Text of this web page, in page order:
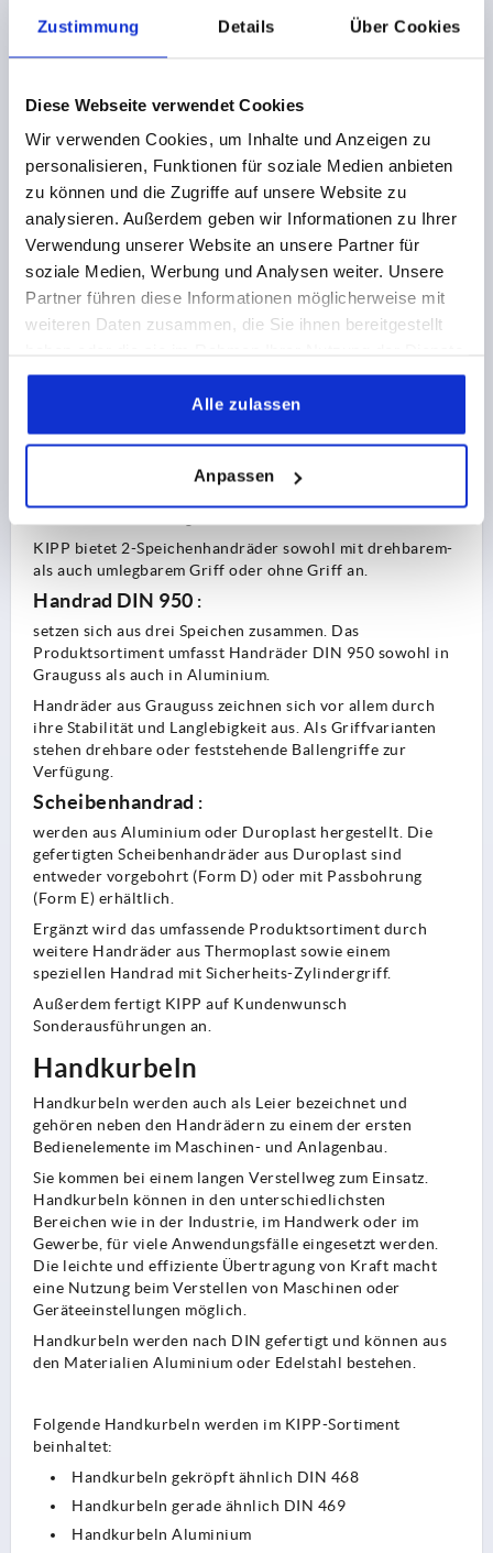
Zustimmung Details Über Cookies
Diese Webseite verwendet Cookies
Wir verwenden Cookies, um Inhalte und Anzeigen zu
personalisieren, Funktionen für soziale Medien anbieten
zu können und die Zugriffe auf unsere Website zu
analysieren. Außerdem geben wir Informationen zu Ihrer
Verwendung unserer Website an unsere Partner für
soziale Medien, Werbung und Analysen weiter. Unsere
Partner führen diese Informationen möglicherweise mit
weiteren Daten zusammen, die Sie ihnen bereitgestellt
gesammelt haben.
Alle zulassen
Anpassen
Messmitteltechnik
Schiffsbau
Gerätebau
Ausführungen von Handrädern
KIPP umfasst ein breites Produktspektrum an
Handrädern. Unterschiedliche Materialien, Durchmesser
sowie Ausführungen stehen dem Kunden im
Gesamtsortiment zur Verfügung.
Grundsätzlich werden die Handräder bei KIPP in drei
2-Speichenhandrad
sind zum einen in einer Kunststoffausführung und zum
Handräder aus Aluminium (Leichtmetallausführung) sind
besonders stabil. Außerdem wird aufgrund des Materials
KIPP bietet 2-Speichenhandräder sowohl mit drehbarem-
als auch umlegbarem Griff oder ohne Griff an.
Handrad DIN 950 :
setzen sich aus drei Speichen zusammen. Das
Produktsortiment umfasst Handräder DIN 950 sowohl in
Grauguss als auch in Aluminium.
Handräder aus Grauguss zeichnen sich vor allem durch
ihre Stabilität und Langlebigkeit aus. Als Griffvarianten
stehen drehbare oder feststehende Ballengriffe zur
Verfügung.
Scheibenhandrad :
werden aus Aluminium oder Duroplast hergestellt. Die
gefertigten Scheibenhandräder aus Duroplast sind
entweder vorgebohrt (Form D) oder mit Passbohrung
(Form E) erhältlich.
Ergänzt wird das umfassende Produktsortiment durch
weitere Handräder aus Thermoplast sowie einem
speziellen Handrad mit Sicherheits-Zylindergriff.
Außerdem fertigt KIPP auf Kundenwunsch
Sonderausführungen an.
Handkurbeln
Handkurbeln werden auch als Leier bezeichnet und
gehören neben den Handrädern zu einem der ersten
Bedienelemente im Maschinen- und Anlagenbau.
Sie kommen bei einem langen Verstellweg zum Einsatz.
Handkurbeln können in den unterschiedlichsten
Bereichen wie in der Industrie, im Handwerk oder im
Gewerbe, für viele Anwendungsfälle eingesetzt werden.
Die leichte und effiziente Übertragung von Kraft macht
eine Nutzung beim Verstellen von Maschinen oder
Geräteeinstellungen möglich.
Handkurbeln werden nach DIN gefertigt und können aus
den Materialien Aluminium oder Edelstahl bestehen.
Folgende Handkurbeln werden im KIPP-Sortiment
beinhaltet:
Handkurbeln gekröpft ähnlich DIN 468
Handkurbeln gerade ähnlich DIN 469
Handkurbeln Aluminium